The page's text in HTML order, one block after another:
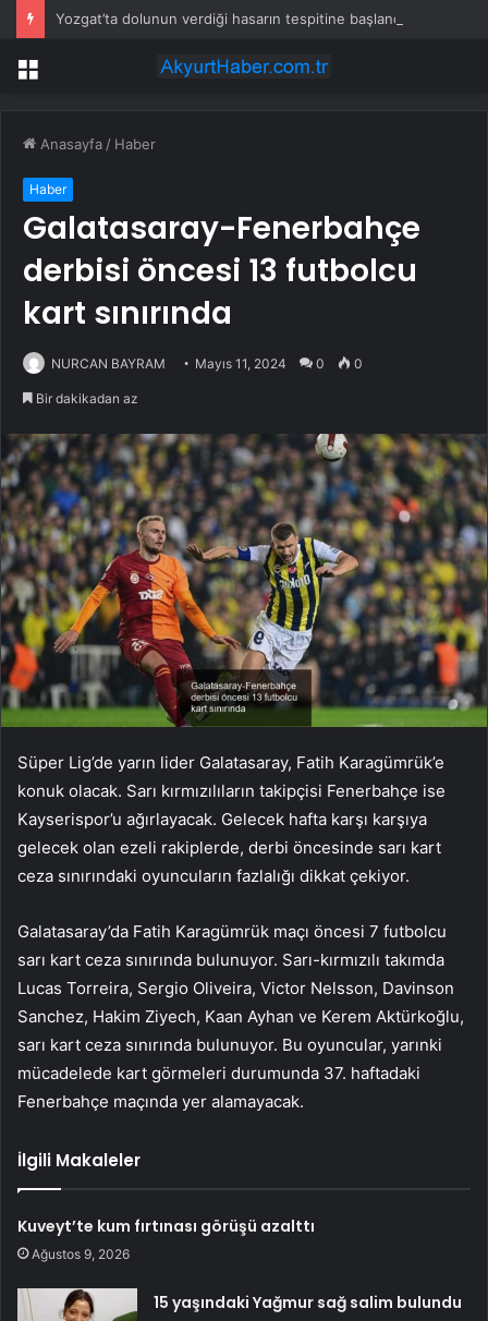
Yozgat’ta dolunun verdiği hasarın tespitine başlandı
Menü
Anasayfa / Haber
Haber
Galatasaray-Fenerbahçe
derbisi öncesi 13 futbolcu
kart sınırında
NURCAN BAYRAM Mayıs 11, 2024 0 0
Bir dakikadan az
Süper Lig’de yarın lider Galatasaray, Fatih Karagümrük’e
konuk olacak. Sarı kırmızılıların takipçisi Fenerbahçe ise
Kayserispor’u ağırlayacak. Gelecek hafta karşı karşıya
gelecek olan ezeli rakiplerde, derbi öncesinde sarı kart
ceza sınırındaki oyuncuların fazlalığı dikkat çekiyor.
Galatasaray’da Fatih Karagümrük maçı öncesi 7 futbolcu
sarı kart ceza sınırında bulunuyor. Sarı-kırmızılı takımda
Lucas Torreira, Sergio Oliveira, Victor Nelsson, Davinson
Sanchez, Hakim Ziyech, Kaan Ayhan ve Kerem Aktürkoğlu,
sarı kart ceza sınırında bulunuyor. Bu oyuncular, yarınki
mücadelede kart görmeleri durumunda 37. haftadaki
Fenerbahçe maçında yer alamayacak.
İlgili Makaleler
Kuveyt’te kum fırtınası görüşü azalttı
Ağustos 9, 2026
15 yaşındaki Yağmur sağ salim bulundu